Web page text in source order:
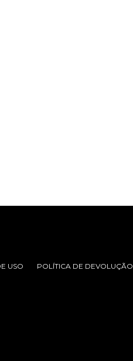
USO
POLÍTICA DE DEVOLUÇÃO